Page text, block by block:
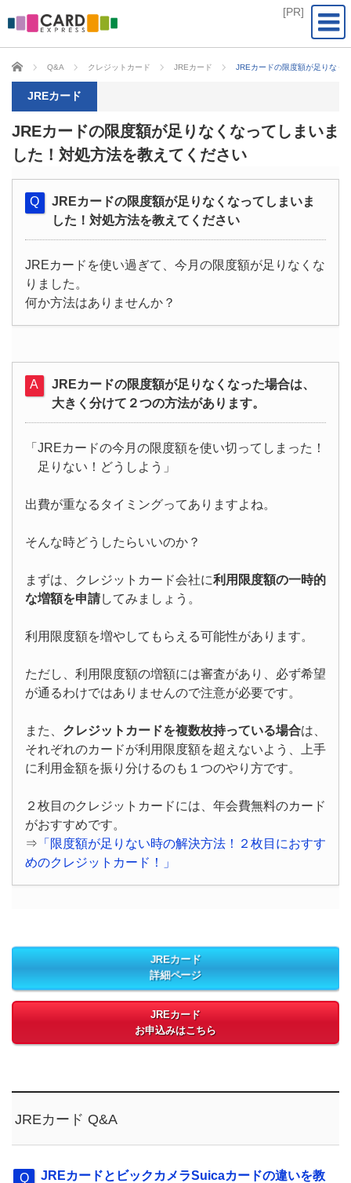
CARD EXPRESS
Q&A クレジットカード JREカード JREカードの限度額が足りなく
JREカード
JREカードの限度額が足りなくなってしまいま
した！対処方法を教えてください
JREカードの限度額が足りなくなってしまいま
した！対処方法を教えてください
JREカードを使い過ぎて、今月の限度額が足りなくな
りました。
何か方法はありませんか？
JREカードの限度額が足りなくなった場合は、
大きく分けて２つの方法があります。
「JREカードの今月の限度額を使い切ってしまった！
足りない！どうしよう」
出費が重なるタイミングってありますよね。
そんな時どうしたらいいのか？
まずは、クレジットカード会社に利用限度額の一時的
な増額を申請してみましょう。
利用限度額を増やしてもらえる可能性があります。
ただし、利用限度額の増額には審査があり、必ず希望
が通るわけではありませんので注意が必要です。
また、 クレジットカードを複数枚持っている場合は、
それぞれのカードが利用限度額を超えないよう、上手
に利用金額を振り分けるのも１つのやり方です。
２枚目のクレジットカードには、年会費無料のカード
がおすすめです。
⇒ 「限度額が足りない時の解決方法！２枚目におすす
めのクレジットカード！」
JREカード
詳細ページ
JREカード
お申込みはこちら
JREカード Q&A
JREカードとビックカメラSuicaカードの違いを教